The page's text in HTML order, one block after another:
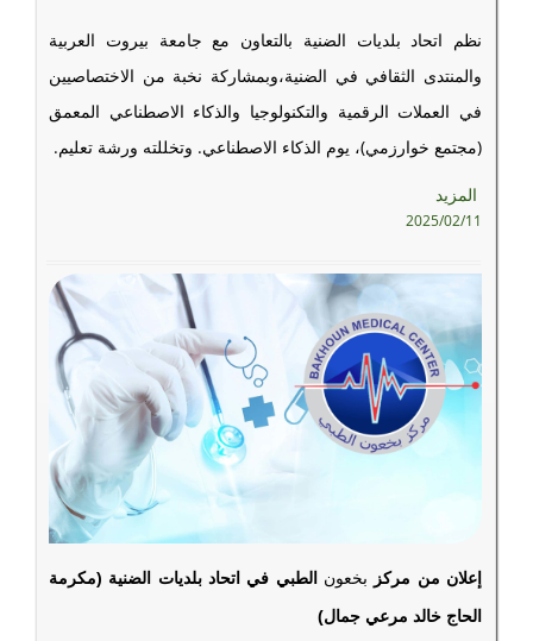
نظم اتحاد بلديات الضنية بالتعاون مع جامعة بيروت العربية
والمنتدى الثقافي في الضنية،وبمشاركة نخبة من الاختصاصيين
في العملات الرقمية والتكنولوجيا والذكاء الاصطناعي المعمق
(مجتمع خوارزمي)، يوم الذكاء الاصطناعي. وتخللته ورشة تعليم.
المزيد
2025/02/11
إعلان من مركز بخعون
الطبي في اتحاد بلديات الضنية (مكرمة
الحاج خالد مرعي جمال)